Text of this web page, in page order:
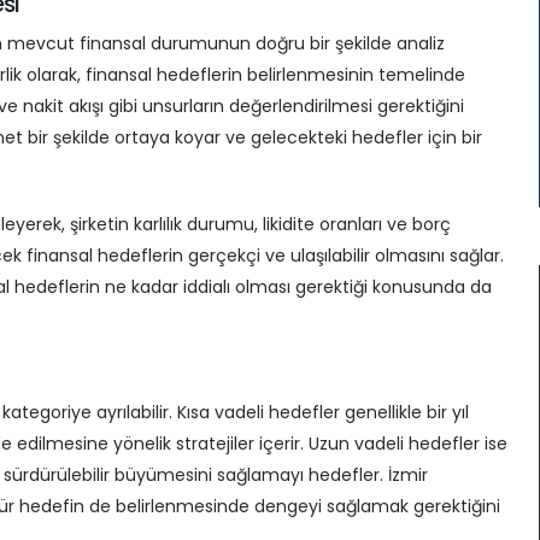
finansal durumunun doğru bir şekilde analiz
olarak, finansal hedeflerin belirlenmesinin temelinde
nakit akışı gibi unsurların değerlendirilmesi gerektiğini
bir şekilde ortaya koyar ve gelecekteki hedefler için bir
şirketin karlılık durumu, likidite oranları ve borç
finansal hedeflerin gerçekçi ve ulaşılabilir olmasını sağlar.
ne kadar iddialı olması gerektiği konusunda da
ayrılabilir. Kısa vadeli hedefler genellikle bir yıl
edilmesine yönelik stratejiler içerir. Uzun vadeli hedefler ise
büyümesini sağlamayı hedefler. İzmir
hedefin de belirlenmesinde dengeyi sağlamak gerektiğini